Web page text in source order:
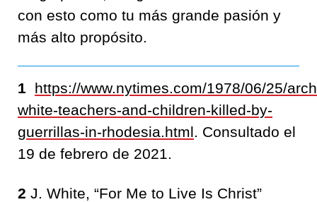
con esto como tu más grande pasión y
más alto propósito.
1
https://www.nytimes.com/1978/06/25/
white-teachers-and-children-killed-by-
guerrillas-in-rhodesia.html . Consultado el
19 de febrero de 2021.
2 J. White, “For Me to Live Is Christ”